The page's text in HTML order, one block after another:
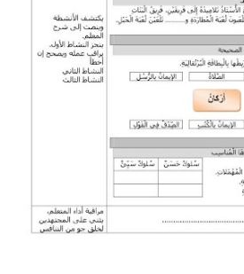
البحوث الجاهزة
بحوث اللغة العربية
بحوث التاريخ و الجغرافيا
بحوث الفيزياء و الكيمياء
بحوث العلوم الطبيعية